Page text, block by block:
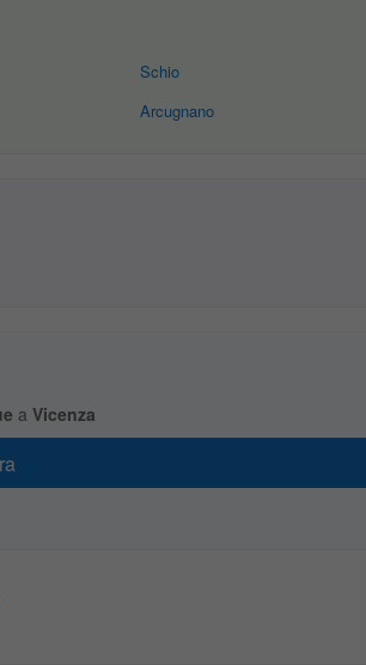
Schio
Arcugnano
a Vicenza